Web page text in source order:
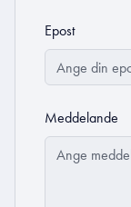
Epost
Meddelande